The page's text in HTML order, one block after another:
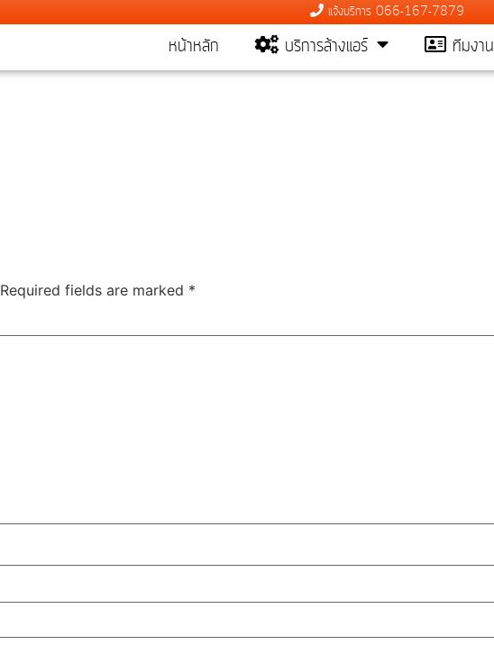
แจ้งบริการ 066-167-7879
หน้าหลัก บริการล้างแอร์ ทีมงาน
Required fields are marked *